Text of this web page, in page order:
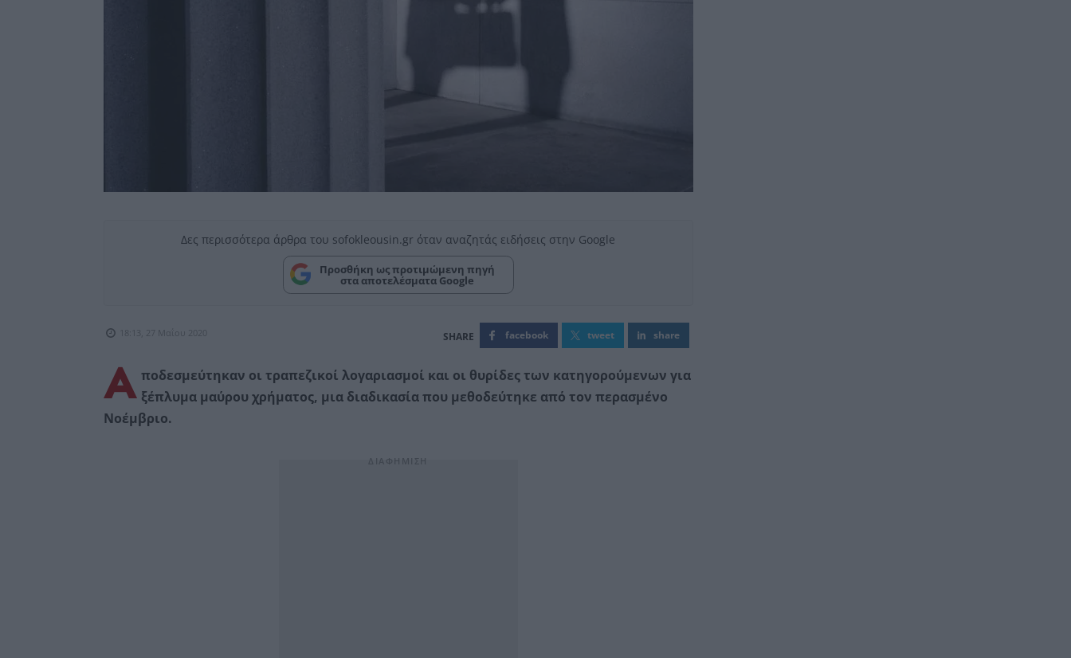
Δες περισσότερα άρθρα του sofokleousin.gr όταν αναζητάς ειδήσεις στην Google
Προσθήκη ως προτιμώμενη πηγή
στα αποτελέσματα Google
18:13, 27 Μαΐου 2020 facebook tweet share
Α ποδεσμεύτηκαν οι τραπεζικοί λογαριασμοί και οι θυρίδες των κατηγορούμενων για
ξέπλυμα μαύρου χρήματος, μια διαδικασία που μεθοδεύτηκε από τον περασμένο
Νοέμβριο.